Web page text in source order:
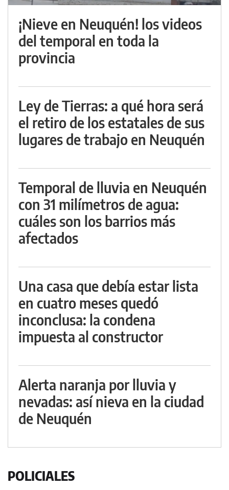
¡Nieve en Neuquén! los videos
del temporal en toda la
provincia
Ley de Tierras: a qué hora será
el retiro de los estatales de sus
lugares de trabajo en Neuquén
Temporal de lluvia en Neuquén
con 31 milímetros de agua:
cuáles son los barrios más
afectados
Una casa que debía estar lista
en cuatro meses quedó
inconclusa: la condena
impuesta al constructor
Alerta naranja por lluvia y
nevadas: así nieva en la ciudad
de Neuquén
POLICIALES